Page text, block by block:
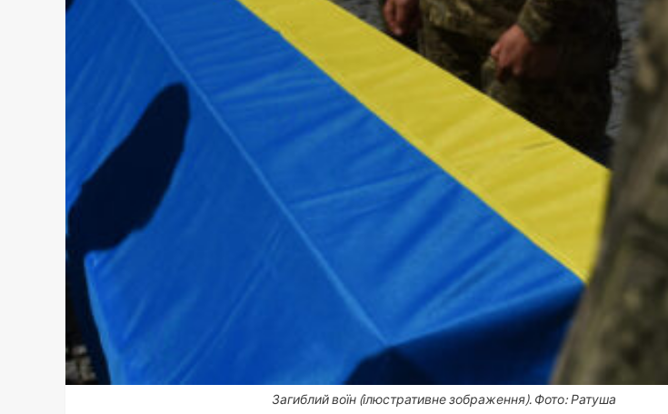
Загиблий воїн (ілюстративне зображення). Фото: Ратуша